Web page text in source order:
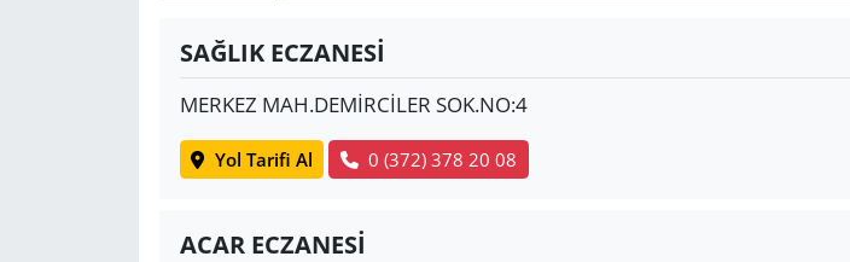
SAĞLIK ECZANESİ
MERKEZ MAH.DEMİRCİLER SOK.NO:4
Yol Tarifi Al 0 (372) 378 20 08
ACAR ECZANESİ